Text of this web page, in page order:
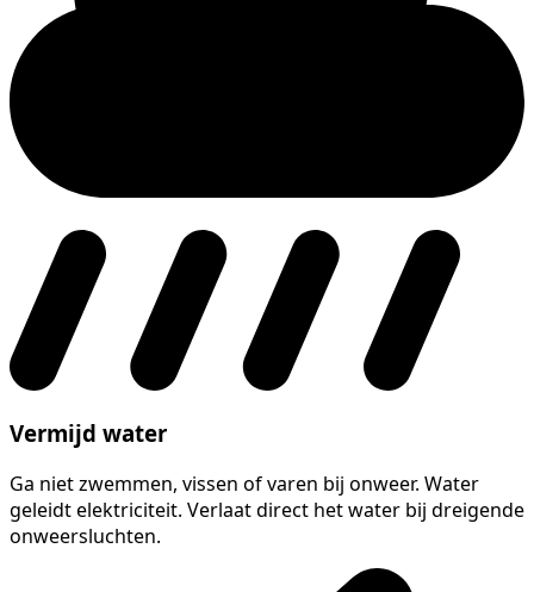
Vermijd water
Ga niet zwemmen, vissen of varen bij onweer. Water
geleidt elektriciteit. Verlaat direct het water bij dreigende
onweersluchten.